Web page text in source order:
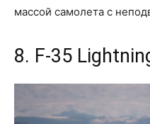
массой самолета с
8. F-35